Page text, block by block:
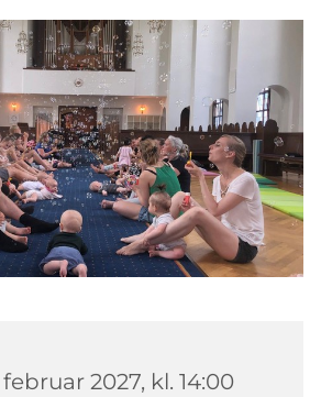
2027, kl. 14:00